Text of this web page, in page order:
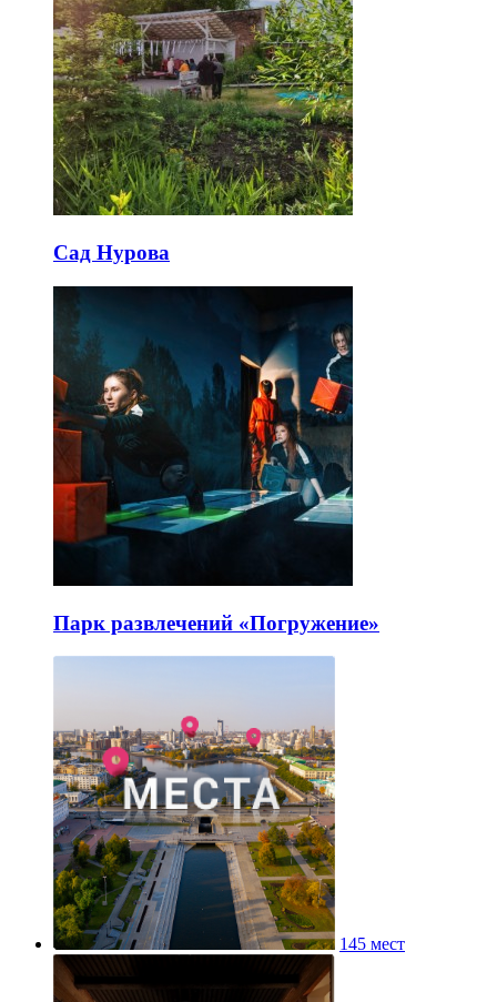
Сад Нурова
Парк развлечений «Погружение»
145 мест